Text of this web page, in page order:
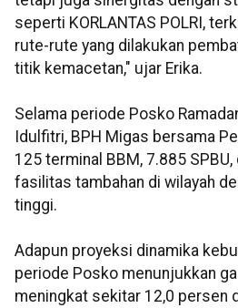
seperti KORLANTAS POLRI,
rute-rute yang dilakukan
titik kemacetan," ujar Erika.
Selama periode Posko
Idulfitri, BPH Migas bersama
125 terminal BBM, 7.885 SPBU,
fasilitas tambahan di wilayah
tinggi.
Adapun proyeksi dinamika
periode Posko menunjukkan
meningkat sekitar 12,0 persen